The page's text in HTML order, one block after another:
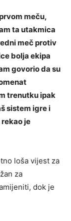
meču,
ta utakmica
meč protiv
bolja ekipa
govorio da su
trenutku ipak
sistem igre i
je
loša vijest za
za
dok je